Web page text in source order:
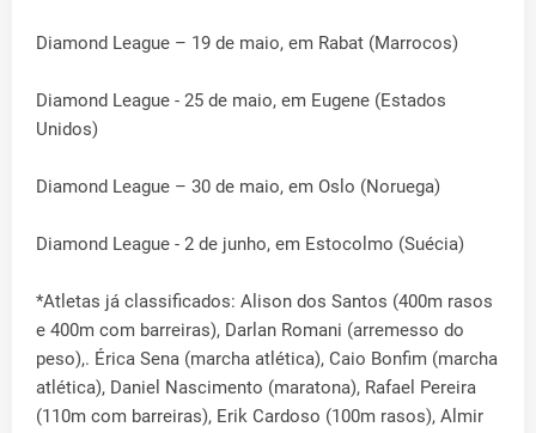
Diamond League – 19 de maio, em Rabat (Marrocos)
Diamond League - 25 de maio, em Eugene (Estados
Unidos)
Diamond League – 30 de maio, em Oslo (Noruega)
Diamond League - 2 de junho, em Estocolmo (Suécia)
*Atletas já classificados: Alison dos Santos (400m rasos
e 400m com barreiras), Darlan Romani (arremesso do
peso),. Érica Sena (marcha atlética), Caio Bonfim (marcha
atlética), Daniel Nascimento (maratona), Rafael Pereira
(110m com barreiras), Erik Cardoso (100m rasos), Almir